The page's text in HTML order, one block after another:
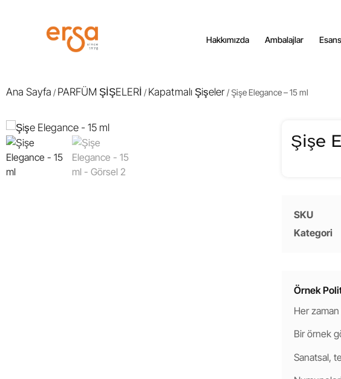
Hakkımızda Ambalajlar
Ana Sayfa /PARFÜM ŞİŞELERİ /Kapatmalı Şişeler/ Şişe Elegance – 15 ml
Şişe
SKU
Kategori
Örnek
Her
Bir örnek
Sanatsal,